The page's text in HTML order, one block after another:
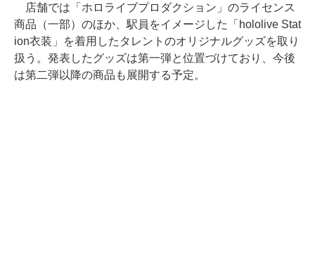
店舗では「ホロライブプロダクション」のライセンス
商品（一部）のほか、駅員をイメージした「hololive Stat
ion衣装」を着用したタレントのオリジナルグッズを取り
扱う。発表したグッズは第一弾と位置づけており、今後
は第二弾以降の商品も展開する予定。